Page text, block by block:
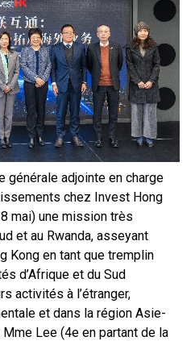
générale adjointe en charge
chez Invest Hong
mai) une mission très
et au Rwanda, asseyant
Kong en tant que tremplin
d’Afrique et du Sud
activités à l’étranger,
et dans la région Asie-
Lee (4e en partant de la